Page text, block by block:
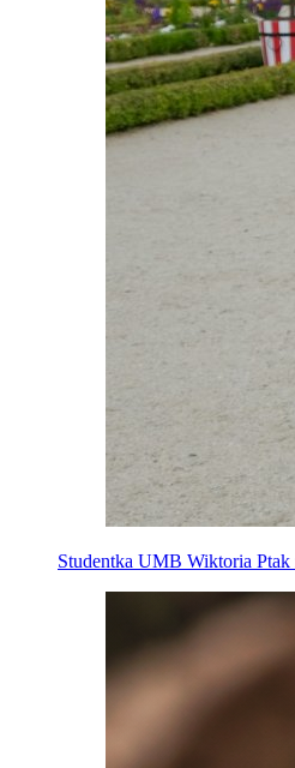
Studentka UMB Wiktoria Ptak